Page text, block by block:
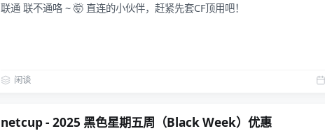
联通 联不通咯 ~ 🤯 直连的小伙伴，赶紧先套CF顶用吧！
闲谈
netcup - 2025 黑色星期五周（Black Week）优惠